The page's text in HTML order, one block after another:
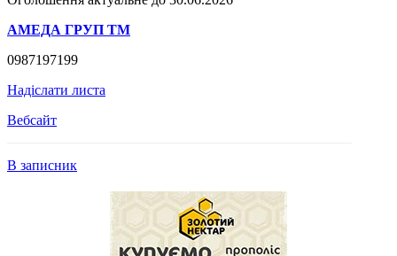
АМЕДА ГРУП ТМ
0987197199
Надіслати листа
Вебсайт
В записник